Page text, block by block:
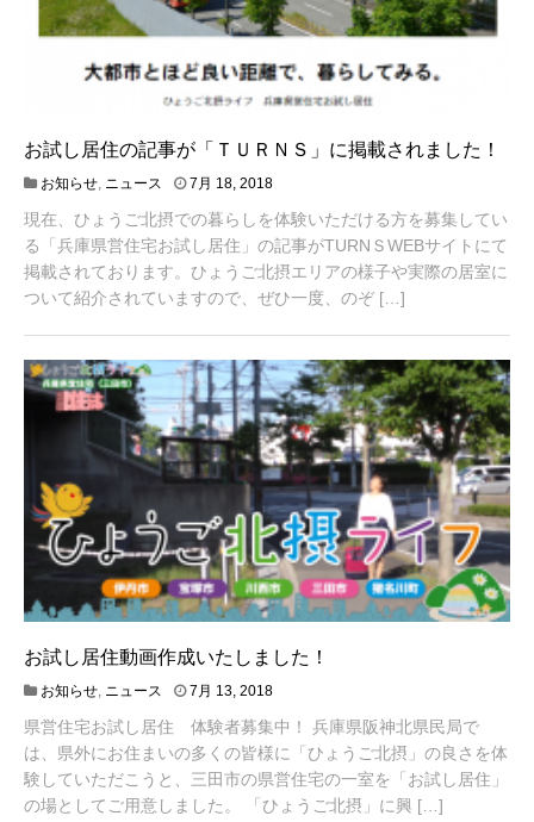
お試し居住の記事が「ＴＵＲＮＳ」に掲載されました！
お知らせ, ニュース 7月 18, 20188
1
0
,
2
0
現在、ひょうご北摂での暮らしを体験いただける方を募集してい
る「兵庫県営住宅お試し居住」の記事がTURNＳWEBサイトにて
掲載されております。ひょうご北摂エリアの様子や実際の居室に
ついて紹介されていますので、ぜひ一度、のぞ […]
お試し居住動画作成いたしました！
お知らせ, ニュース 7月 13, 20188
1
0
,
2
0
県営住宅お試し居住 体験者募集中！ 兵庫県阪神北県民局で
は、県外にお住まいの多くの皆様に「ひょうご北摂」の良さを体
験していただこうと、三田市の県営住宅の一室を「お試し居住」
の場としてご用意しました。 「ひょうご北摂」に興 […]